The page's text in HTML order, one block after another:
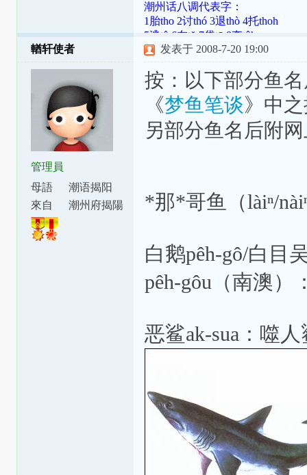
潮州话八调代表字：
1胎tho 2讨thó 3退thò 4托thoh
5逃tô 6在tŏ 7袋tō 8夺tôh
潮罗特殊变体：[ɯ]=ṳ=ur；
[aʔ8]=âh=a̍h；[ts]=ts=ch；
輶轩使者
管理員
母語
潮语揭阳
腔
來自
潮州府揭陽
发表于 2008-7-20 19:00
按：以下部分鱼
《梦鱼笔谈》中
另部分鱼名后附
*那*哥鱼（làiⁿ/
白鹅pêh-gô/白目
pêh-gôu（南澳）
恶鲨ak-sua：噬人